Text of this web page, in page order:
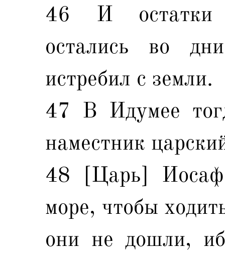
46 И остатки
остались во
истребил с земли.
47 В Идумее
наместник
48 [Царь]
море, чтобы
они не дошли,